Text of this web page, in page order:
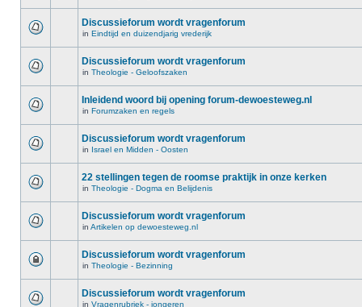
Discussieforum wordt vragenforum
in Eindtijd en duizendjarig vrederijk
Discussieforum wordt vragenforum
in Theologie - Geloofszaken
Inleidend woord bij opening forum-dewoesteweg.nl
in Forumzaken en regels
Discussieforum wordt vragenforum
in Israel en Midden - Oosten
22 stellingen tegen de roomse praktijk in onze kerken
in Theologie - Dogma en Belijdenis
Discussieforum wordt vragenforum
in Artikelen op dewoesteweg.nl
Discussieforum wordt vragenforum
in Theologie - Bezinning
Discussieforum wordt vragenforum
in Vragenrubriek - jongeren